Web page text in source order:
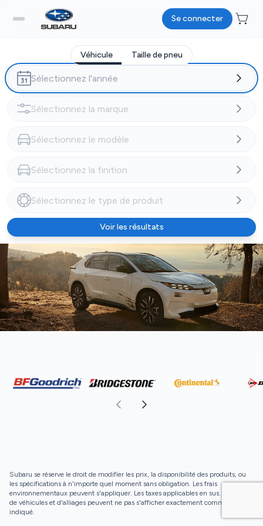
Se connecter
Véhicule Taille de pneu
Voir les résultats
Subaru se réserve le droit de modifier les prix, la disponibilité des produits, ou
les spécifications à n'importe quel moment sans obligation. Les frais
environnementaux peuvent s'appliquer. Les taxes applicables en sus. Les roues
de véhicules et d'alliages peuvent ne pas s'afficher exactement comme
indiqué.